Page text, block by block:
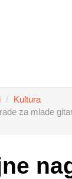
Kultura
za mlade